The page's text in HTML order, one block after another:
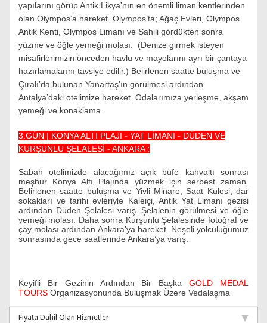
yapılarını görüp Antik Likya'nın en önemli liman kentlerinden
olan Olympos’a hareket. Olympos’ta; Ağaç Evleri, Olympos
Antik Kenti, Olympos Limanı ve Sahili gördükten sonra
yüzme ve öğle yemeği molası. (Denize girmek isteyen
misafirlerimizin önceden havlu ve mayolarını ayrı bir çantaya
hazırlamalarını tavsiye edilir.) Belirlenen saatte buluşma ve
Çıralı’da bulunan Yanartaş’ın görülmesi ardından
Antalya’daki otelimize hareket. Odalarımıza yerleşme, akşam
yemeği ve konaklama.
3.GÜN | KONYA ALTI PLAJI - YAT LİMANI - DÜDEN VE
KURŞUNLU ŞELALESİ - ANKARA :
Sabah otelimizde alacağımız açık büfe kahvaltı sonrası
meşhur Konya Altı Plajında yüzmek için serbest zaman.
Belirlenen saatte buluşma ve Yivli Minare, Saat Kulesi, dar
sokakları ve tarihi evleriyle Kaleiçi, Antik Yat Limanı gezisi
ardından Düden Şelalesi varış. Şelalenin görülmesi ve öğle
yemeği molası. Daha sonra Kurşunlu Şelalesinde fotoğraf ve
çay molası ardından Ankara’ya hareket. Neşeli yolculuğumuz
sonrasında gece saatlerinde Ankara’ya varış.
Keyifli Bir Gezinin Ardından Bir BaşkaGOLD MEDAL
TOURS Organizasyonunda Buluşmak Üzere Vedalaşma
Fiyata Dahil Olan Hizmetler